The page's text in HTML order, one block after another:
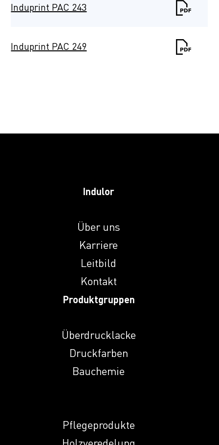
Induprint PAC 243
Induprint PAC 249
Induprint PAC 307
Induprint PAC 308
Induprint PAC 317
Induprint PAC 353
Indulor
Über uns
Karriere
Leitbild
Kontakt
Produktgruppen
Überdrucklacke
Druckfarben
Bauchemie
Pflegeprodukte